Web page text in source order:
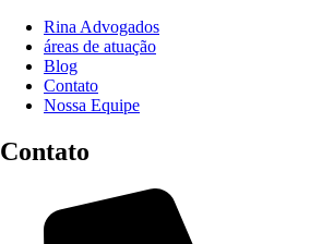
Rina Advogados
áreas de atuação
Blog
Contato
Nossa Equipe
Contato